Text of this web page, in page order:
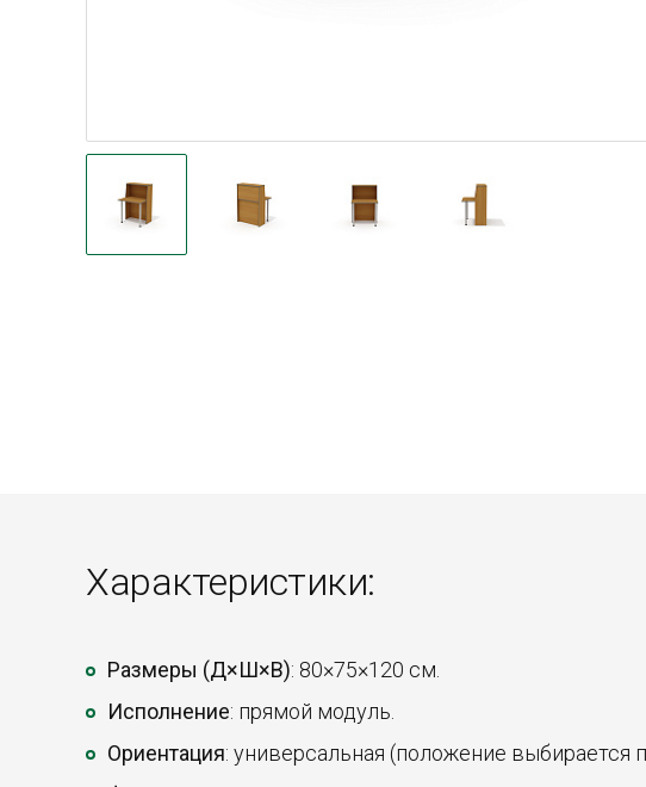
Характеристики:
Размеры (Д×Ш×В): 80×75×120 см.
Исполнение: прямой модуль.
Ориентация: универсальная (положение выбирается